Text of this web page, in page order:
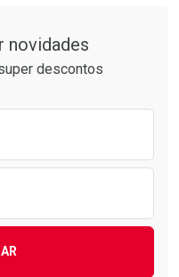
novidades
descontos